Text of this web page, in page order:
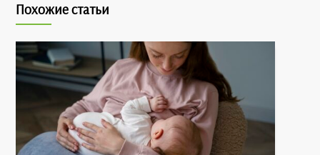
Похожие статьи